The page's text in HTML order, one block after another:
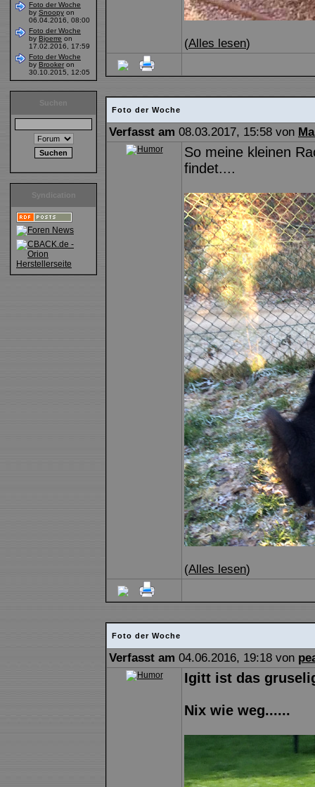
Foto der Woche
by Snoopy on
06.04.2016, 08:00
Foto der Woche
by Bjoerre on
17.02.2016, 17:59
Foto der Woche
by Brooker on
30.10.2015, 12:05
(Alles lesen)
Foto der Woche
Verfasst am 08.03.2017, 15:58 von
So meine kleinen
findet....
(Alles lesen)
Foto der Woche
Verfasst am 04.06.2016, 19:18 von
Igitt ist das
Nix wie weg......